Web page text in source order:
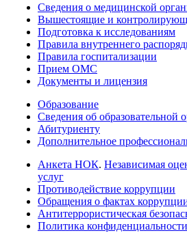
Сведения о медицинской
Вышестоящие и
Подготовка к исследованиям
Правила внутреннего
Правила госпитализации
Прием ОМС
Документы и лицензия
Образование
Сведения об образовательной
Абитуриенту
Дополнительное
Анкета НОК. Независимая
услуг
Противодействие коррупции
Обращения о фактах
Антитеррористическая
Политика конфиденциальности